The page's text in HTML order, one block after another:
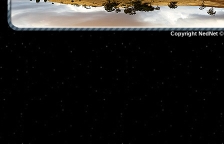
Copyright NedNet